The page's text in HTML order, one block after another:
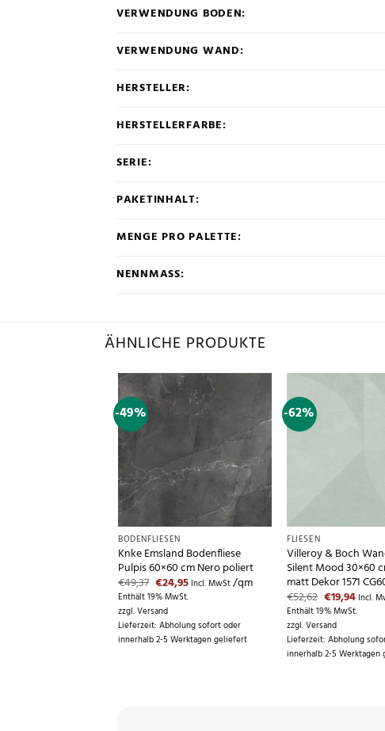
VERWENDUNG BODEN:
VERWENDUNG WAND:
HERSTELLER:
HERSTELLERFARBE:
SERIE:
PAKETINHALT:
MENGE PRO PALETTE:
NENNMASS:
ÄHNLICHE PRODUKTE
-49%
BODENFLIESEN
Knke Emsland Bodenfliese
Pulpis 60×60 cm Nero poliert
€49,37 Ursprünglicher
Preis
war:
€49,37
€24,95Aktueller
ist:
Incl. MwSt/qm
Enthält 19% MwSt.
zzgl.Versand
Lieferzeit: Abholung sofort oder
innerhalb 2-5 Werktagen geliefert
-62%
FLIESEN
Villeroy & Boch
Silent Mood 30×60
matt Dekor 1571
€52,62
Preis
war:
€52,62
€19,94
Preis
ist:
Incl.
Enthält 19% MwSt.
zzgl.Versand
Lieferzeit: Abholung
innerhalb 2-5